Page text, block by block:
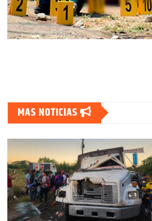
MAS NOTICIAS